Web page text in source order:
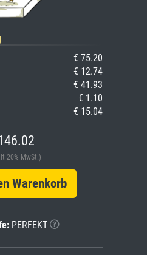
€ 75.20
€ 12.74
€ 41.93
€ 1.10
€ 15.04
20% MwSt.)
Warenkorb
PERFEKT